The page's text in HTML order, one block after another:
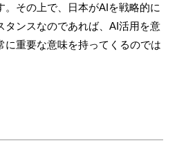
。その上で、日本がAIを戦略的に
タンスなのであれば、AI活用を意
に重要な意味を持ってくるのでは